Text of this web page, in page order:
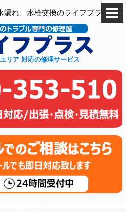
漏れ、水栓交換のライフプラス
リア 対応の修理サービス